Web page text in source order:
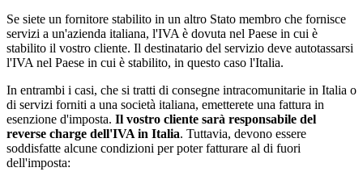
Se siete un fornitore stabilito in un altro Stato membro che fornisce
servizi a un'azienda italiana, l'IVA è dovuta nel Paese in cui è
stabilito il vostro cliente. Il destinatario del servizio deve autotassarsi
l'IVA nel Paese in cui è stabilito, in questo caso l'Italia.
In entrambi i casi, che si tratti di consegne intracomunitarie in Italia o
di servizi forniti a una società italiana, emetterete una fattura in
esenzione d'imposta. Il vostro cliente sarà responsabile del
reverse charge dell'IVA in Italia. Tuttavia, devono essere
soddisfatte alcune condizioni per poter fatturare al di fuori
dell'imposta: